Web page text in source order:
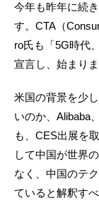
今年も昨年に続
す。CTA（
ro氏も「5G時代
宣言し、始まりま
米国の背景を少
いのか、Alibaba
も、CES出展を
して中国が世界
なく、中国のテ
ていると解釈すべ